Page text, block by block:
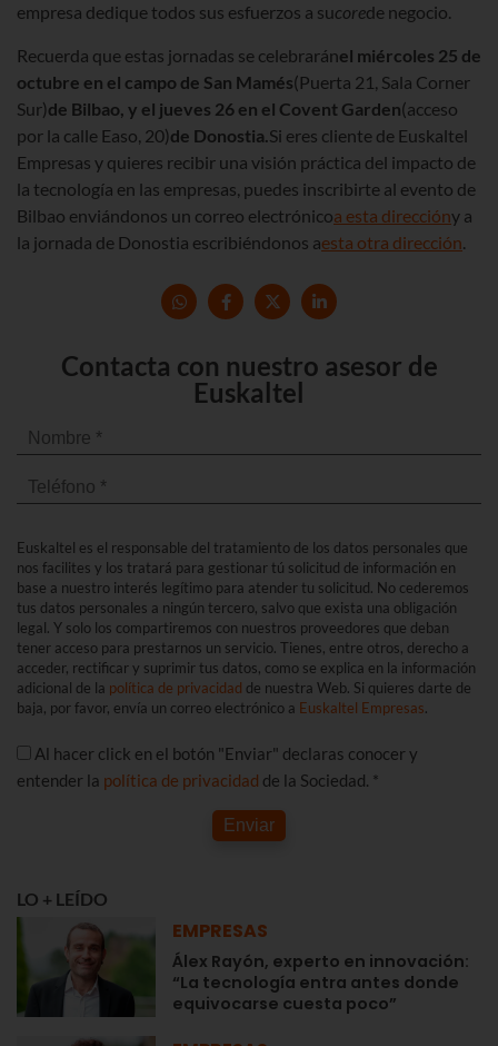
empresa dedique todos sus esfuerzos a sucorede negocio.
Recuerda que estas jornadas se celebraránel miércoles 25 de
octubre en el campo de San Mamés(Puerta 21, Sala Corner
Sur)de Bilbao, y el jueves 26 en el Covent Garden(acceso
por la calle Easo, 20)de Donostia.Si eres cliente de Euskaltel
Empresas y quieres recibir una visión práctica del impacto de
la tecnología en las empresas, puedes inscribirte al evento de
Bilbao enviándonos un correo electrónicoa esta direccióny a
la jornada de Donostia escribiéndonos aesta otra dirección.
Contacta con nuestro asesor de
Euskaltel
Euskaltel es el responsable del tratamiento de los datos personales que
nos facilites y los tratará para gestionar tú solicitud de información en
base a nuestro interés legítimo para atender tu solicitud. No cederemos
tus datos personales a ningún tercero, salvo que exista una obligación
legal. Y solo los compartiremos con nuestros proveedores que deban
tener acceso para prestarnos un servicio. Tienes, entre otros, derecho a
acceder, rectificar y suprimir tus datos, como se explica en la información
adicional de la política de privacidad de nuestra Web. Si quieres darte de
baja, por favor, envía un correo electrónico a Euskaltel Empresas.
Al hacer click en el botón "Enviar" declaras conocer y
entender la política de privacidad de la Sociedad. *
Enviar
LO + LEÍDO
EMPRESAS
Álex Rayón, experto en innovación:
“La tecnología entra antes donde
equivocarse cuesta poco”